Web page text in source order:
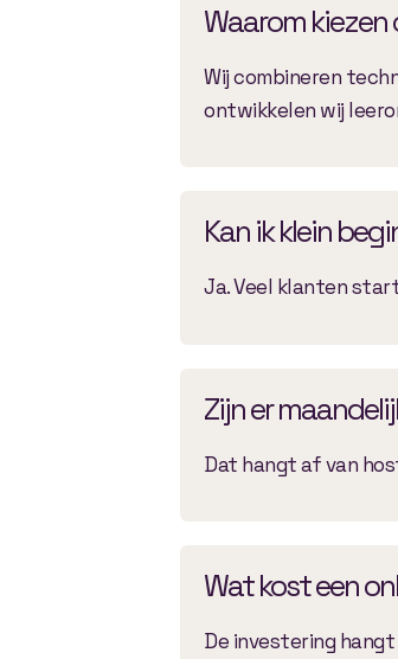
Waarom
Wij combineren
ontwikkelen wij
Kan ik klein
Ja. Veel klanten
Zijn er
Dat hangt af van
Wat kost een
De investering